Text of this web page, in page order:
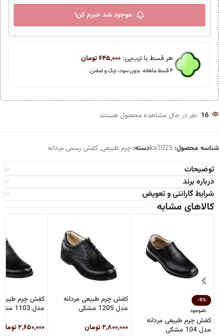
موجود شد خبرم کن!
هر قسط با ترب‌پی: ۶۴۵,۰۰۰تومان
۴ قسط ماهانه. بدون سود، چک و ضامن.
16 نفر در حال مشاهده محصول هستند
شناسه محصول: ka1025دسته: چرم طبیعی,کفش رسمی مردانه
توضیحات
درباره برند
شرایط گارانتی و تعویض
کالاهای مشابه
-9%
ناموجود
کفش چرم طبیعی مردانه
مدل 104 مشکی
کفش چرم طبیعی مردانه
مدل 1205 مشکی
۲,۸۰۰,۰۰۰تومان
کفش چرم طبیعی
مدل 1103 مشکی
۲,۶۵۰,۰۰۰تومان